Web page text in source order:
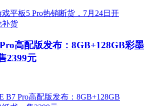
高配版发布：8GB+128GB彩墨
2399元